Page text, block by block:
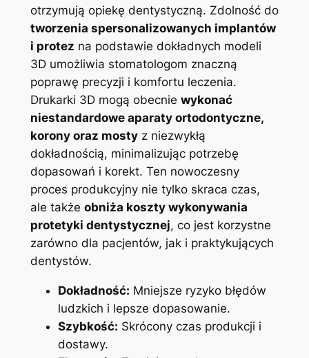
otrzymują opiekę dentystyczną. Zdolność do
tworzenia spersonalizowanych implantów
i protez na podstawie dokładnych modeli
3D ‌umożliwia stomatologom znaczną
poprawę⁤ precyzji i komfortu leczenia. ​
Drukarki 3D mogą obecnie wykonać
niestandardowe aparaty ortodontyczne,​
korony oraz mostyz niezwykłą
dokładnością, minimalizując potrzebę
dopasowań i korekt. Ten nowoczesny
⁢proces produkcyjny ⁤nie tylko skraca czas,⁣
ale także obniża ⁢koszty wykonywania
protetyki dentystycznej, ⁤co jest korzystne
zarówno dla‌ pacjentów, ‌jak i⁣ praktykujących‍
dentystów.
Dokładność: Mniejsze ryzyko błędów
ludzkich i​ lepsze⁢ dopasowanie.
Szybkość: Skrócony czas produkcji i
dostawy.